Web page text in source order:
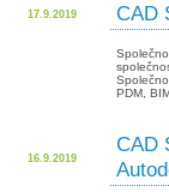
17.9.2019 CAD
PDM,
16.9.2019
CAD